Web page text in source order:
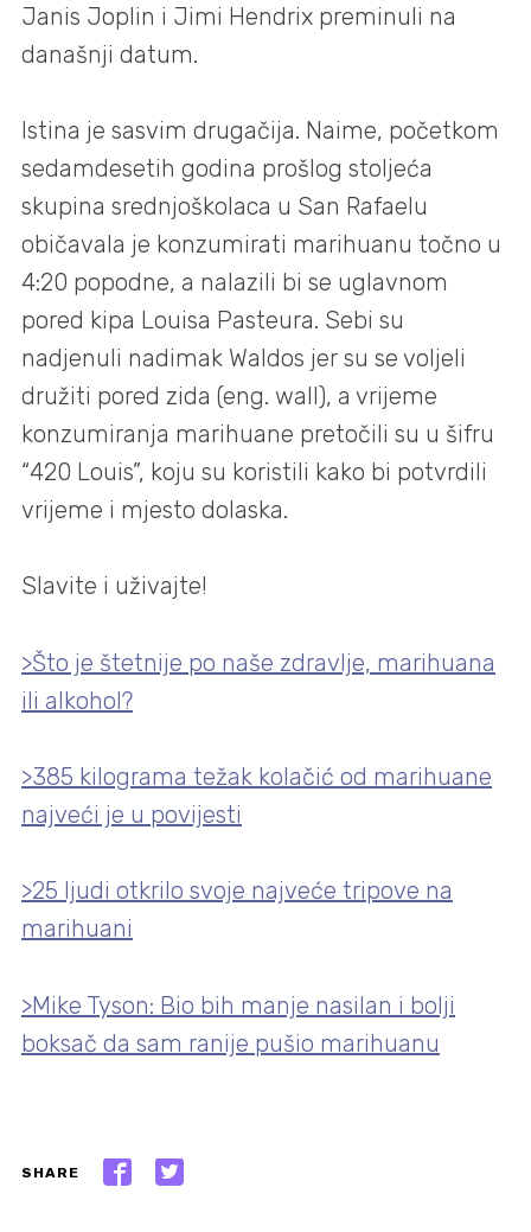
Janis Joplin i Jimi Hendrix preminuli na
današnji datum.
Istina je sasvim drugačija. Naime, početkom
sedamdesetih godina prošlog stoljeća
skupina srednjoškolaca u San Rafaelu
običavala je konzumirati marihuanu točno u
4:20 popodne, a nalazili bi se uglavnom
pored kipa Louisa Pasteura. Sebi su
nadjenuli nadimak Waldos jer su se voljeli
družiti pored zida (eng. wall), a vrijeme
konzumiranja marihuane pretočili su u šifru
“420 Louis”, koju su koristili kako bi potvrdili
vrijeme i mjesto dolaska.
Slavite i uživajte!
>Što je štetnije po naše zdravlje, marihuana
ili alkohol?
>385 kilograma težak kolačić od marihuane
najveći je u povijesti
>25 ljudi otkrilo svoje najveće tripove na
marihuani
>Mike Tyson: Bio bih manje nasilan i bolji
boksač da sam ranije pušio marihuanu
SHARE